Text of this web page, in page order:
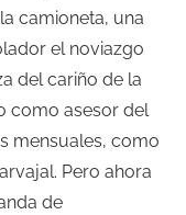
camioneta, una
el noviazgo
del cariño de la
como asesor del
mensuales, como
Pero ahora
de